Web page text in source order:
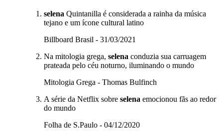
selena Quintanilla é considerada a rainha da música
tejano e um ícone cultural latino
Billboard Brasil - 31/03/2021
Na mitologia grega, selena conduzia sua carruagem
prateada pelo céu noturno, iluminando o mundo
Mitologia Grega - Thomas Bulfinch
A série da Netflix sobre selena emocionou fãs ao redor
do mundo
Folha de S.Paulo - 04/12/2020